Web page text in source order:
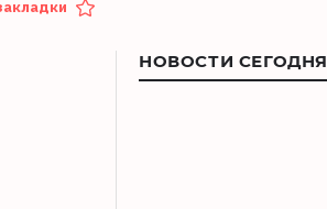
НОВОСТИ СЕГОДНЯ